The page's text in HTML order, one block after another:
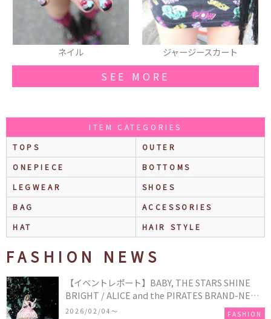
ジャージースカート ニット帽
SEE MORE
ITEM CATEGORIES
TOPS
OUTER
ONEPIECE
BOTTOMS
LEGWEAR
SHOES
BAG
ACCESSORIES
HAT
HAIR STYLE
FASHION NEWS
【イベントレポート】BABY, THE STARS SHINE
BRIGHT / ALICE and the PIRATES BRAND-NEW
COLLECTION in TOKYO
2026/02/04〜 FASHION